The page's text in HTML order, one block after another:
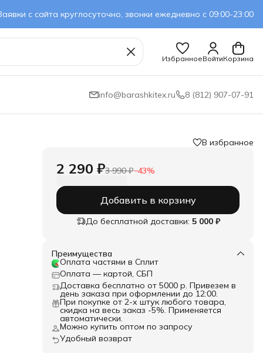
с сайта круглосуточно, звонки ежедневно с 09:00-23:00
ИзбранноеВойтиКорзина
info@barashkitex.ru 8 (812) 907-07-91
В избранное
2 290 ₽3 990 ₽−43%
Добавить в корзину
До бесплатной доставки: 5 000 ₽
Преимущества
Оплата частями в Сплит
Оплата — картой, СБП
Доставка бесплатно от 5000 р. Привезем в
день заказа при оформлении до 12:00.
При покупке от 2-х штук любого товара,
скидка на весь заказ -5%. Применяется
автоматически.
Можно купить оптом по запросу
Удобный возврат